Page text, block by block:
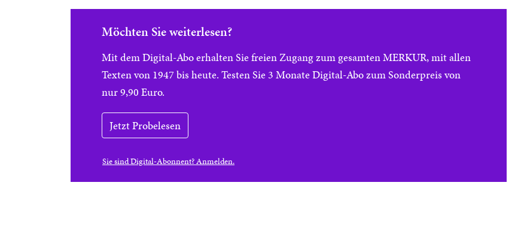
Möchten Sie weiterlesen?
Mit dem Digital-Abo erhalten Sie freien Zugang zum gesamten MERKUR, mit allen
Texten von 1947 bis heute. Testen Sie 3 Monate Digital-Abo zum Sonderpreis von
nur 9,90 Euro.
Jetzt Probelesen
Sie sind Digital-Abonnent? Anmelden.